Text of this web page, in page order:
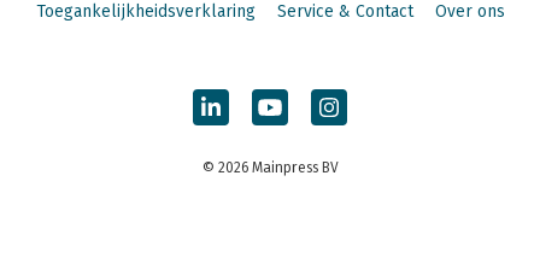
Toegankelijkheidsverklaring
Service & Contact Over ons
© 2026 Mainpress BV